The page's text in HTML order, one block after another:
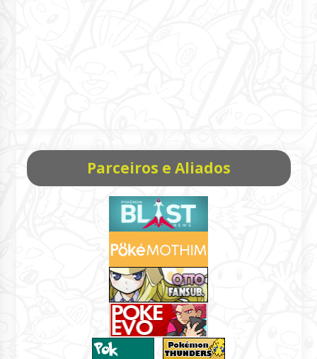
Parceiros e Aliados